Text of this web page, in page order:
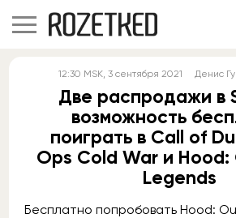
12:30 MSK, 3 сентября 2021 Денис
Две распродажи в
возможность
поиграть в Call of
Ops Cold War и
Legends
Бесплатно попробовать Hood: